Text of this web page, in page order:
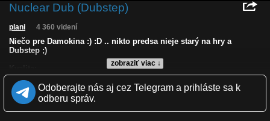
Nuclear Dub (Dubstep)
zobraziť viac ↓
plani 4 360 videní
Niečo pre Damokina :) :D .. nikto predsa nieje starý na hry a
Dubstep ;)
Zverejnené: 1.5.2012 6:38
Páči sa: 11% (9 hlasov)
Obľúbené: 0
Komentárov: 1
Odoberajte nás aj cez Telegram a prihláste sa k
odberu správ.